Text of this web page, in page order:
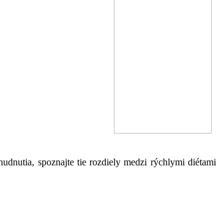
spoznajte tie rozdiely medzi rýchlymi diétami